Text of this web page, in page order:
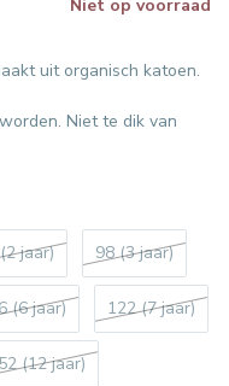
Niet op voorraad
uit organisch katoen.
Niet te dik van
jaar) 98 (3 jaar)
(6 jaar) 122 (7 jaar)
(12 jaar)